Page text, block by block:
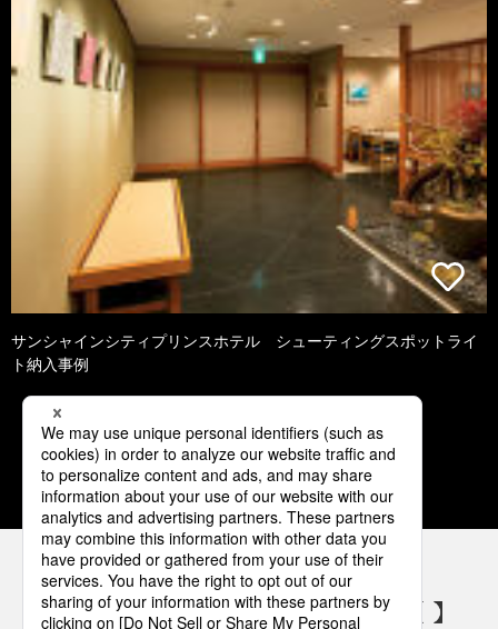
サンシャインシティプリンスホテル シューティングスポットライ
ト納入事例
1 2 3 4 5
パナソニックの電気設備 SNSアカウント